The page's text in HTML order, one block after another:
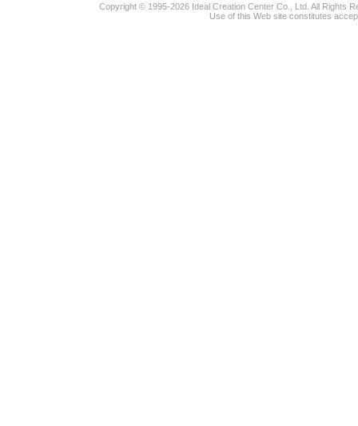
Copyright © 1995-2026 Ideal Creation Center Co., Ltd. All Rights
Use of this Web site constitutes